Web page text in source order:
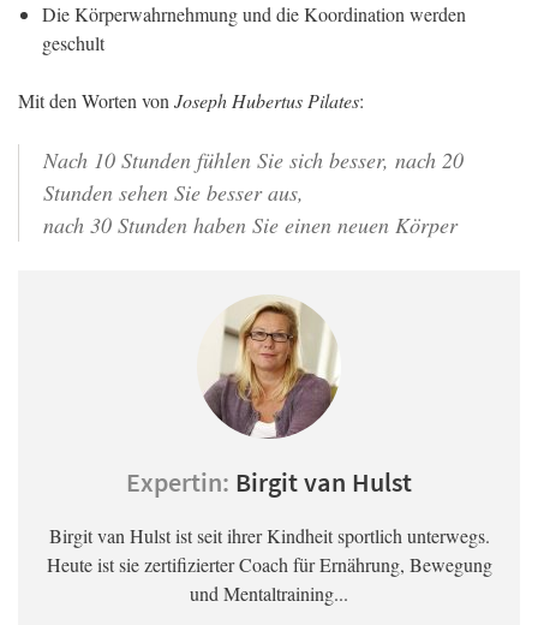
Die Körperwahrnehmung und die Koordination werden
geschult
Mit den Worten von Joseph Hubertus Pilates:
Nach 10 Stunden fühlen Sie sich besser, nach 20
Stunden sehen Sie besser aus,
nach 30 Stunden haben Sie einen neuen Körper
Expertin: Birgit van Hulst
Birgit van Hulst ist seit ihrer Kindheit sportlich unterwegs.
Heute ist sie zertifizierter Coach für Ernährung, Bewegung
und Mentaltraining...